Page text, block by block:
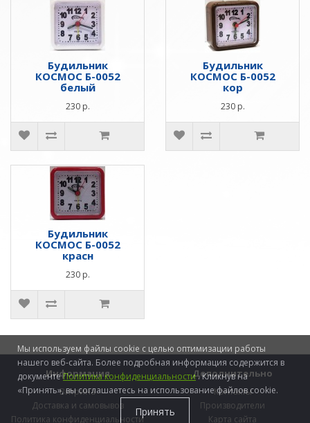
Будильник
КОСМОС Б-0052
белый
230 р.
Будильник
КОСМОС Б-0052
кор
230 р.
Будильник
КОСМОС Б-0052
красн
230 р.
Информация
Витрина
Доставка и самовывоз
Политика конфиденциальности
Дополнительно
Контакты
Производители
Карта сайта
Мы используем файлы cookie с целью оптимизации работы
нашего веб-сайта. Более подробная информация содержится в
документеПолитика конфиденциальности. Кликнув на
«Принять», вы соглашаетесь на использование файлов cookie.
Принять